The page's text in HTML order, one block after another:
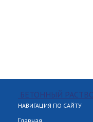
БЕТОННЫЙ
НАВИГАЦИЯ ПО САЙТУ